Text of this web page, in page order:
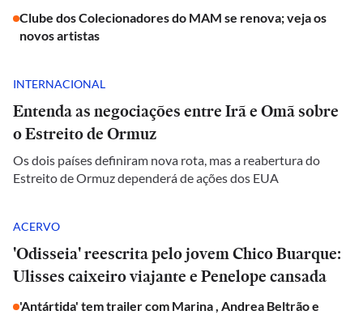
Clube dos Colecionadores do MAM se renova; veja os
novos artistas
INTERNACIONAL
Entenda as negociações entre Irã e Omã sobre
o Estreito de Ormuz
Os dois países definiram nova rota, mas a reabertura do
Estreito de Ormuz dependerá de ações dos EUA
ACERVO
'Odisseia' reescrita pelo jovem Chico Buarque:
Ulisses caixeiro viajante e Penelope cansada
'Antártida' tem trailer com Marina , Andrea Beltrão e